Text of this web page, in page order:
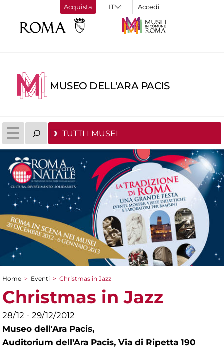
Acquista Accedi
MUSEO DELL'ARA PACIS
TUTTI I MUSEI
Tu sei qui
Home > Eventi > Christmas in Jazz
Christmas in Jazz
28/12 - 29/12/2012
Museo dell'Ara Pacis,
Auditorium dell'Ara Pacis, Via di Ripetta 190